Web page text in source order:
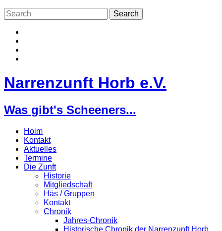
Narrenzunft Horb e.V.
Was gibt's Scheeners...
Hoim
Kontakt
Aktuelles
Termine
Die Zunft
Historie
Mitgliedschaft
Häs / Gruppen
Kontakt
Chronik
Jahres-Chronik
Historische Chronik der Narrenzunft Horb